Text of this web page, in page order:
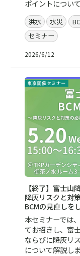
ポイントについ
洪水 水災
セミナー
2026/6/12
【終了】富士山
降灰リスクと対
BCMの見直しを
本セミナーでは
てお招きし、富
ならびに降灰リ
について解説しま